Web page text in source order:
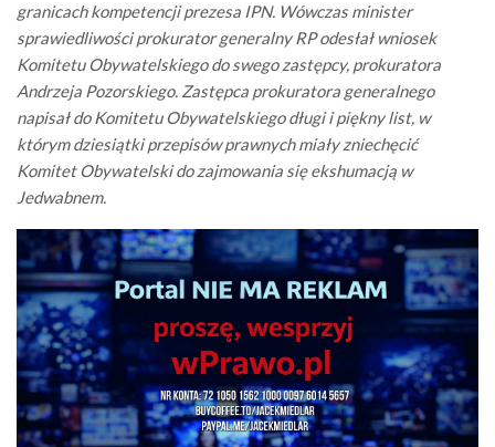
granicach kompetencji prezesa IPN. Wówczas minister
sprawiedliwości prokurator generalny RP odesłał wniosek
Komitetu Obywatelskiego do swego zastępcy, prokuratora
Andrzeja Pozorskiego. Zastępca prokuratora generalnego
napisał do Komitetu Obywatelskiego długi i piękny list, w
którym dziesiątki przepisów prawnych miały zniechęcić
Komitet Obywatelski do zajmowania się ekshumacją w
Jedwabnem.